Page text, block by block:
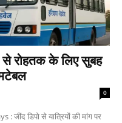
रोहतक के लिए सुबह
0
जींद डिपो से यात्रियों की मांग पर